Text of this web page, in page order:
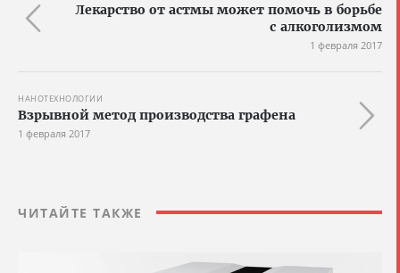
Лекарство от астмы может помочь в борьбе
с алкоголизмом
1 февраля 2017
НАНОТЕХНОЛОГИИ
Взрывной метод производства графена
1 февраля 2017
ЧИТАЙТЕ ТАКЖЕ